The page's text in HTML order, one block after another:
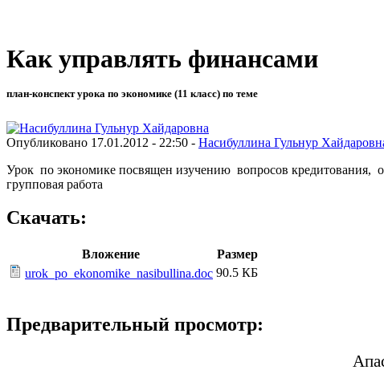
Как управлять финансами
план-конспект урока по экономике (11 класс) по теме
Опубликовано 17.01.2012 - 22:50 - Насибуллина Гульнур
Урок по экономике посвящен изучению вопросов кредитования,
групповая работа
Скачать:
Вложение
Размер
urok_po_ekonomike_nasibullina.doc 90.5 КБ
Предварительный просмотр: